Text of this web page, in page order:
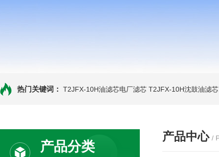
热门关键词： T2JFX-10H油滤芯电厂滤芯 T2JFX-10H沈鼓油滤芯
产品分类
产品中心 /